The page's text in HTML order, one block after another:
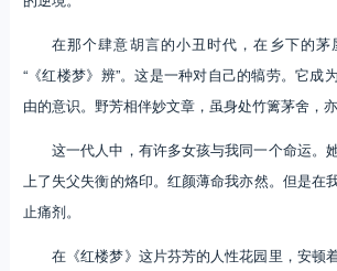
在那个肆意胡言的小丑时代，在乡下的
“《红楼梦》辨”。这是一种对自己的犒劳。它成
由的意识。野芳相伴妙文章，虽身处竹篱茅舍，亦
这一代人中，有许多女孩与我同一个命运。
上了失父失衡的烙印。红颜薄命我亦然。但是在
止痛剂。
在《红楼梦》这片芬芳的人性花园里，安顿